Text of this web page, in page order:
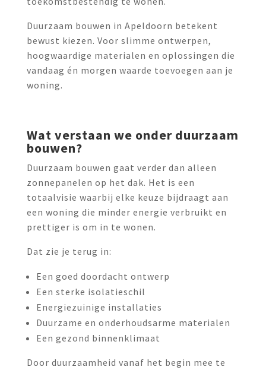
Duurzaam bouwen in Apeldoorn betekent
bewust kiezen. Voor slimme ontwerpen,
hoogwaardige materialen en oplossingen die
vandaag én morgen waarde toevoegen aan je
woning.
Wat verstaan we onder duurzaam
bouwen?
Duurzaam bouwen gaat verder dan alleen
zonnepanelen op het dak. Het is een
totaalvisie waarbij elke keuze bijdraagt aan
een woning die minder energie verbruikt en
prettiger is om in te wonen.
Dat zie je terug in:
Een goed doordacht ontwerp
Een sterke isolatieschil
Energiezuinige installaties
Duurzame en onderhoudsarme materialen
Een gezond binnenklimaat
Door duurzaamheid vanaf het begin mee te